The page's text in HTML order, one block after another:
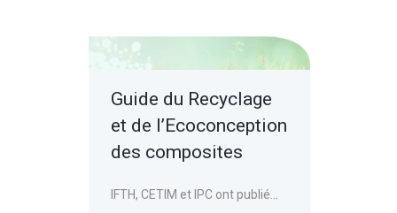
Guide du Recyclage
et de l’Ecoconception
des composites
IFTH, CETIM et IPC ont publié...